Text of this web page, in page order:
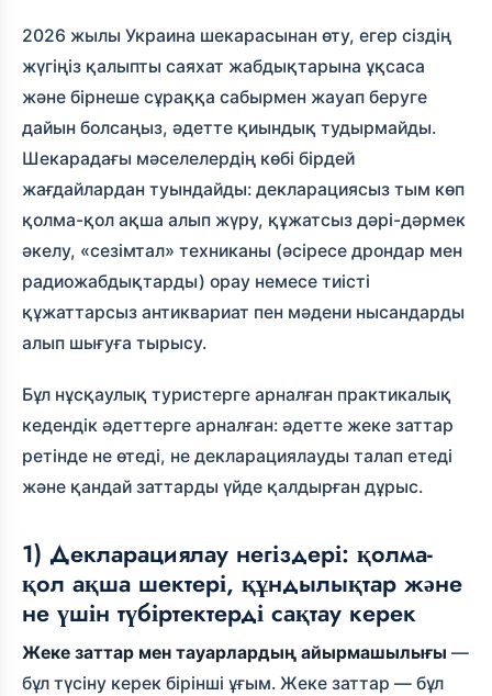
2026 жылы Украина шекарасынан өту, егер сіздің
жүгіңіз қалыпты саяхат жабдықтарына ұқсаса
және бірнеше сұраққа сабырмен жауап беруге
дайын болсаңыз, әдетте қиындық тудырмайды.
Шекарадағы мәселелердің көбі бірдей
жағдайлардан туындайды: декларациясыз тым көп
қолма-қол ақша алып жүру, құжатсыз дәрі-дәрмек
әкелу, «сезімтал» техниканы (әсіресе дрондар мен
радиожабдықтарды) орау немесе тиісті
құжаттарсыз антиквариат пен мәдени нысандарды
алып шығуға тырысу.
Бұл нұсқаулық туристерге арналған практикалық
кедендік әдеттерге арналған: әдетте жеке заттар
ретінде не өтеді, не декларациялауды талап етеді
және қандай заттарды үйде қалдырған дұрыс.
1) Декларациялау негіздері: қолма-
қол ақша шектері, құндылықтар және
не үшін түбіртектерді сақтау керек
Жеке заттар мен тауарлардың айырмашылығы —
бұл түсіну керек бірінші ұғым. Жеке заттар — бұл